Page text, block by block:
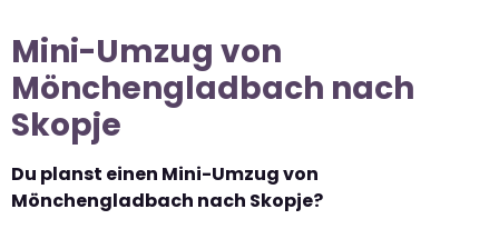
Mini-Umzug von
Mönchengladbach nach
Skopje
Du planst einen Mini-Umzug von
Mönchengladbach nach Skopje?